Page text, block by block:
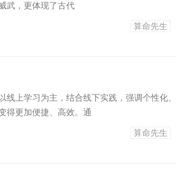
武，更体现了古代
算命先生
上学习为主，结合线下实践，强调个性化、
得更加便捷、高效。通
算命先生